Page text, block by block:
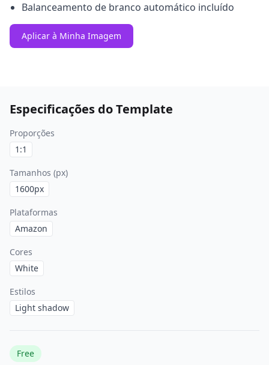
Balanceamento de branco automático incluído
Aplicar à Minha Imagem
Especificações do Template
Proporções
1:1
Tamanhos (px)
1600px
Plataformas
Amazon
Cores
White
Estilos
Light shadow
Free